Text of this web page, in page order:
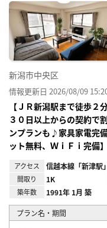
新潟市中央区
情報更新日 2026/08/09
【ＪＲ新潟駅まで徒歩２
３０日以上からの契約で
ンプランも♪家具家電完
ット無料、ＷｉＦｉ完備】
アクセス 信越本線「新津駅」
間取り 1K
築年数 1991年 1月 築
プラン名・期間